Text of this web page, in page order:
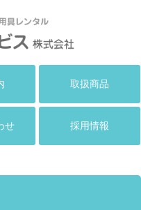
取扱商品
せ 採用情報